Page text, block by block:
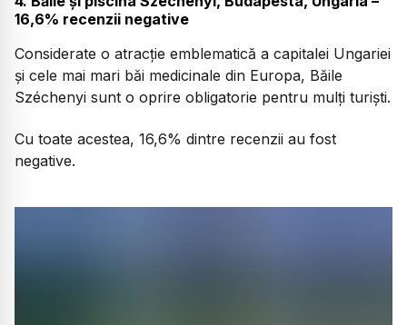
16,6% recenzii negative
Considerate o atracție emblematică a capitalei Ungariei
și cele mai mari băi medicinale din Europa, Băile
Széchenyi sunt o oprire obligatorie pentru mulți turiști.
Cu toate acestea, 16,6% dintre recenzii au fost
negative.